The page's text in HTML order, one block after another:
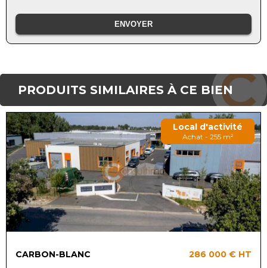
PRODUITS SIMILAIRES À CE BIEN
Local d'activité
Achat - 255 m²
CARBON-BLANC 286 000 € HT